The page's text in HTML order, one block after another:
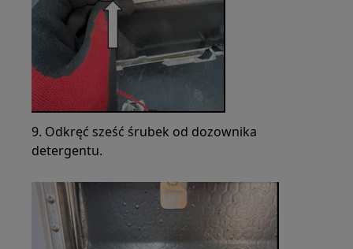
9. Odkręć sześć śrubek od dozownika
detergentu.